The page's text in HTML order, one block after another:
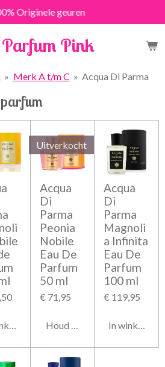
Parfum Pink
Originele geuren
» Merk A t/m C » Acqua Di Parma
Uitverkocht
Acqua
Di
Parma
Peonia
Nobile
Eau De
Parfum
50 ml
€ 71,95
Houd mij op de hoogte
Acqua
Di
Parma
Magnoli
a Infinita
Eau De
Parfum
100 ml
€ 119,95
In